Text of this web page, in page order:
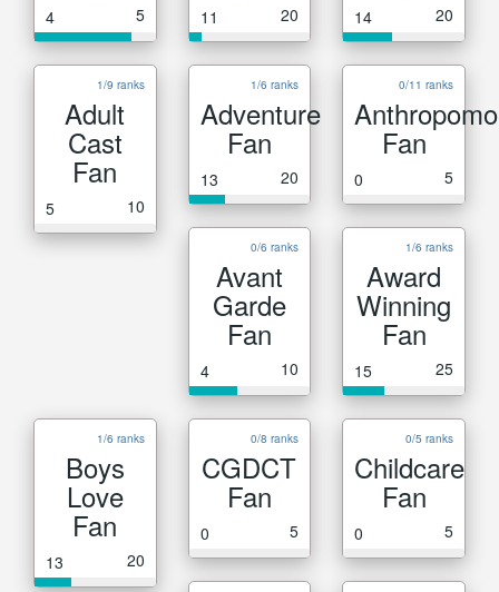
4 5 11 20 14 20
1/9 ranks
Adult
Cast
Fan
5 10
1/6 ranks
Adventure
Fan
13 20
0/11 ranks
Fan
0 5
0/6 ranks
Avant
Garde
Fan
4 10
1/6 ranks
Award
Winning
Fan
15 25
1/6 ranks
Boys
Love
Fan
13 20
0/8 ranks
CGDCT
Fan
0 5
0/5 ranks
Childcare
Fan
0 5